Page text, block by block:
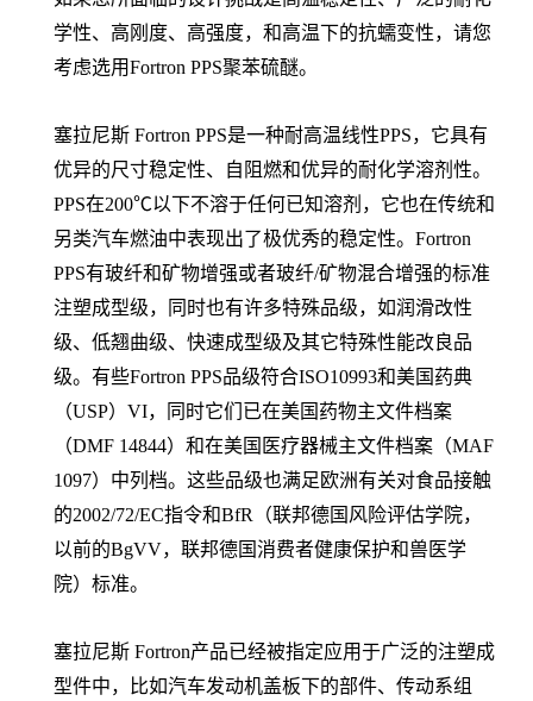
学性、高刚度、高强度，和高温下的抗蠕变性，请您
考虑选用Fortron PPS聚苯硫醚。
塞拉尼斯 Fortron PPS是一种耐高温线性PPS，它具有
优异的尺寸稳定性、自阻燃和优异的耐化学溶剂性。
PPS在200℃以下不溶于任何已知溶剂，它也在传统和
另类汽车燃油中表现出了极优秀的稳定性。Fortron
PPS有玻纤和矿物增强或者玻纤/矿物混合增强的标准
注塑成型级，同时也有许多特殊品级，如润滑改性
级、低翘曲级、快速成型级及其它特殊性能改良品
级。有些Fortron PPS品级符合ISO10993和美国药典
（USP）VI，同时它们已在美国药物主文件档案
（DMF 14844）和在美国医疗器械主文件档案（MAF
1097）中列档。这些品级也满足欧洲有关对食品接触
的2002/72/EC指令和BfR（联邦德国风险评估学院，
以前的BgVV，联邦德国消费者健康保护和兽医学
院）标准。
塞拉尼斯 Fortron产品已经被指定应用于广泛的注塑成
型件中，比如汽车发动机盖板下的部件、传动系组